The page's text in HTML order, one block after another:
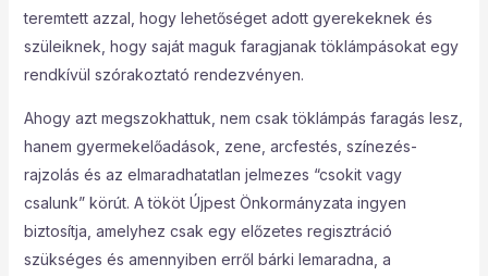
teremtett azzal, hogy lehetőséget adott gyerekeknek és
szüleiknek, hogy saját maguk faragjanak töklámpásokat egy
rendkívül szórakoztató rendezvényen.
Ahogy azt megszokhattuk, nem csak töklámpás faragás lesz,
hanem gyermekelőadások, zene, arcfestés, színezés-
rajzolás és az elmaradhatatlan jelmezes “csokit vagy
csalunk” körút. A tököt Újpest Önkormányzata ingyen
biztosítja, amelyhez csak egy előzetes regisztráció
szükséges és amennyiben erről bárki lemaradna, a